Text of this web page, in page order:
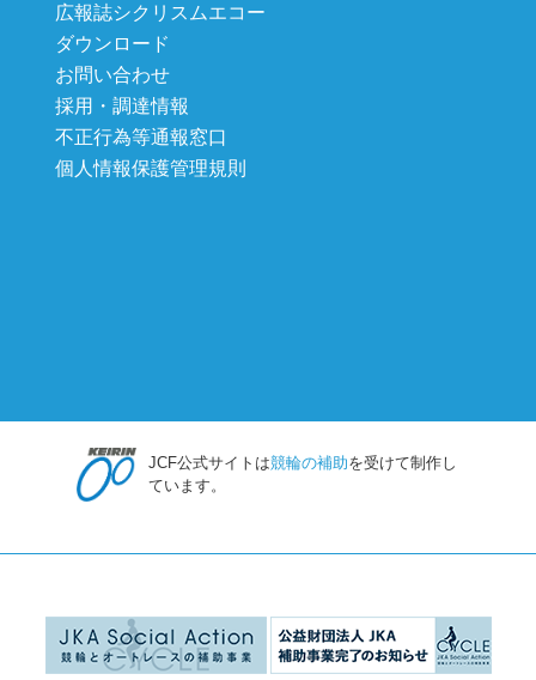
広報誌シクリスムエコー
ダウンロード
お問い合わせ
採用・調達情報
不正行為等通報窓口
個人情報保護管理規則
JCF公式サイトは競輪の補助を受けて制作し
ています。